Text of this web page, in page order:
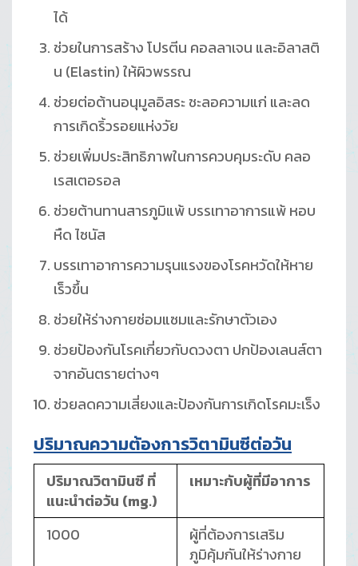
ได้
ช่วยในการสร้าง โปรตีน คอลลาเจน และอิลาสติ
น (Elastin) ให้ผิวพรรณ
ช่วยต่อต้านอนุมูลอิสระ ชะลอความแก่ และลด
การเกิดริ้วรอยแห่งวัย
ช่วยเพิ่มประสิทธิภาพในการควบคุมระดับ คลอ
เรสเตอรอล
ช่วยต้านทานสารภูมิแพ้ บรรเทาอาการแพ้ หอบ
หืด ไซนัส
บรรเทาอาการความรุนแรงของโรคหวัดให้หาย
เร็วขึ้น
ช่วยให้ร่างกายซ่อมแซมและรักษาตัวเอง
ช่วยป้องกันโรคเกี่ยวกับดวงตา ปกป้องเลนส์ตา
จากอันตรายต่างๆ
ช่วยลดความเสี่ยงและป้องกันการเกิดโรคมะเร็ง
ปริมาณความต้องการวิตามินซีต่อวัน
ปริมาณวิตามินซี ที่
แนะนำต่อวัน (mg.)
เหมาะกับผู้ที่มีอาการ
1000
ผู้ที่ต้องการเสริม
ภูมิคุ้มกันให้ร่างกาย